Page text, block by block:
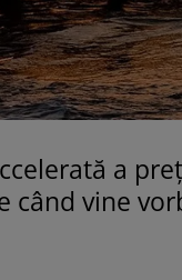
a
când vine